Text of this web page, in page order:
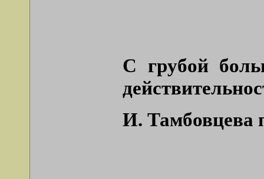
С грубой
И. Тамбовцева